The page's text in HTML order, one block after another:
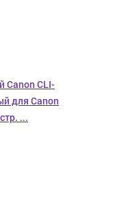
Canon CLI-
для Canon
...